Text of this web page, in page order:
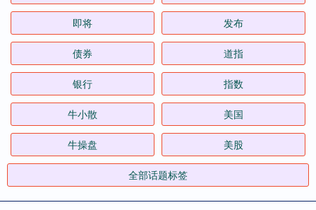
即将 发布
债券 道指
银行 指数
牛小散 美国
牛操盘 美股
全部话题标签